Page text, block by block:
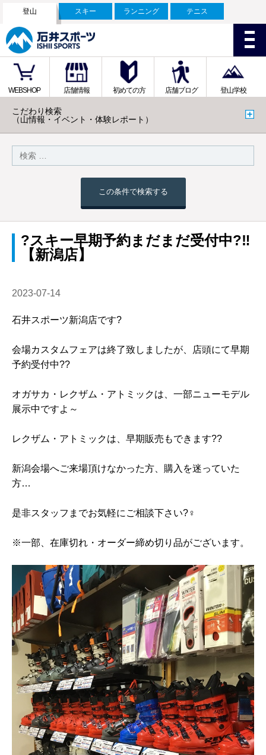
登山 スキー ランニング テニス
WEBSHOP 店舗情報 初めての方 店舗ブログ 登山学校
こだわり検索
（山情報・イベント・体験レポート）
この条件で検索する
?スキー早期予約まだまだ受付中?‼️
【新潟店】
2023-07-14
石井スポーツ新潟店です?
会場カスタムフェアは終了致しましたが、店頭にて早期
予約受付中??
オガサカ・レクザム・アトミックは、一部ニューモデル
展示中ですよ～
レクザム・アトミックは、早期販売もできます??
新潟会場へご来場頂けなかった方、購入を迷っていた
方…
是非スタッフまでお気軽にご相談下さい?‍♀️
※一部、在庫切れ・オーダー締め切り品がございます。